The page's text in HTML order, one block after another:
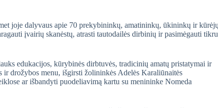
joje dalyvaus apie 70 prekybininkų, amatininkų, ūkininkų ir
įvairių skanėstų, atrasti tautodailės dirbinių ir pasimėgauti tikru
edukacijos, kūrybinės dirbtuvės, tradicinių amatų pristatymai ir
drožybos menu, išgirsti žolininkės Adelės Karaliūnaitės
ar išbandyti puodeliavimą kartu su menininke Nomeda